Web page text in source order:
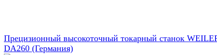
Прецизионный высокоточный токарный станок
DA260 (Германия)